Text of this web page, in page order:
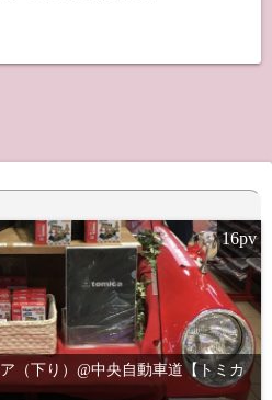
（下り）@中央自動車道【トミカ
16pv